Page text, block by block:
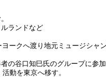
ランドなど
ークへ渡り地元ミュージシャ
の谷口知巳氏のグループに参加
動を東京へ移す。